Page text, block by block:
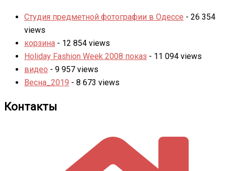
Студия предметной фотографии в Одессе - 26 354
views
корзина - 12 854 views
Holiday Fashion Week 2008 показ - 11 094 views
видео - 9 957 views
Весна_2019 - 8 673 views
Контакты